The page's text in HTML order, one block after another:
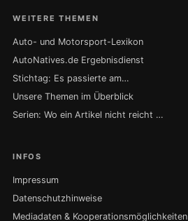
WEITERE THEMEN
Auto- und Motorsport-Lexikon
AutoNatives.de Ergebnisdienst
Stichtag: Es passierte am…
Unsere Themen im Überblick
Serien: Wo ein Artikel nicht reicht …
INFOS
Impressum
Datenschutzhinweise
Mediadaten & Kooperationsmöglichkeiten